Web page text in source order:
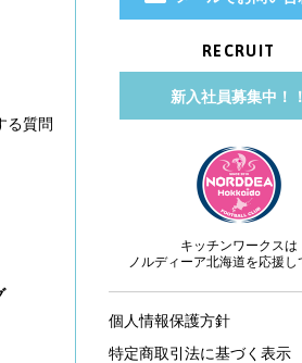
る質問
RECRUIT
新入社員募集中！！
キッチンワークスは
ノルディーア北海道を応援し
個人情報保護方針
特定商取引法に基づく表示